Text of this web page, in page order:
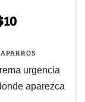
urgencia
aparezca